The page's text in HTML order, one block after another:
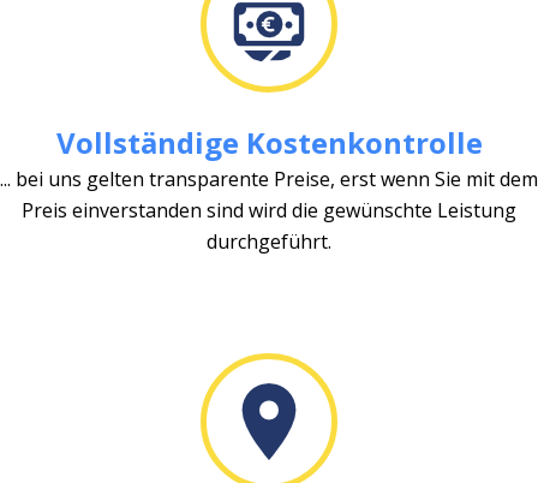
Vollständige Kostenkontrolle
... bei uns gelten transparente Preise, erst wenn Sie mit dem
Preis einverstanden sind wird die gewünschte Leistung
durchgeführt.